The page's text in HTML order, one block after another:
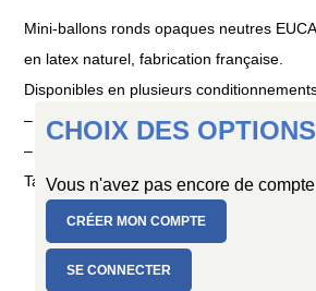
Mini-ballons ronds opaques neutres
en latex naturel, fabrication française.
Disponibles en plusieurs
– PC de 25 ballons
– PC de 100 ballons
Taille : Ø 15 cm
CHOIX DES OPTIONS
Vous n'avez pas encore de
CRÉER MON COMPTE
SE CONNECTER